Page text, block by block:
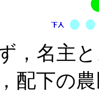
，名主
配下の